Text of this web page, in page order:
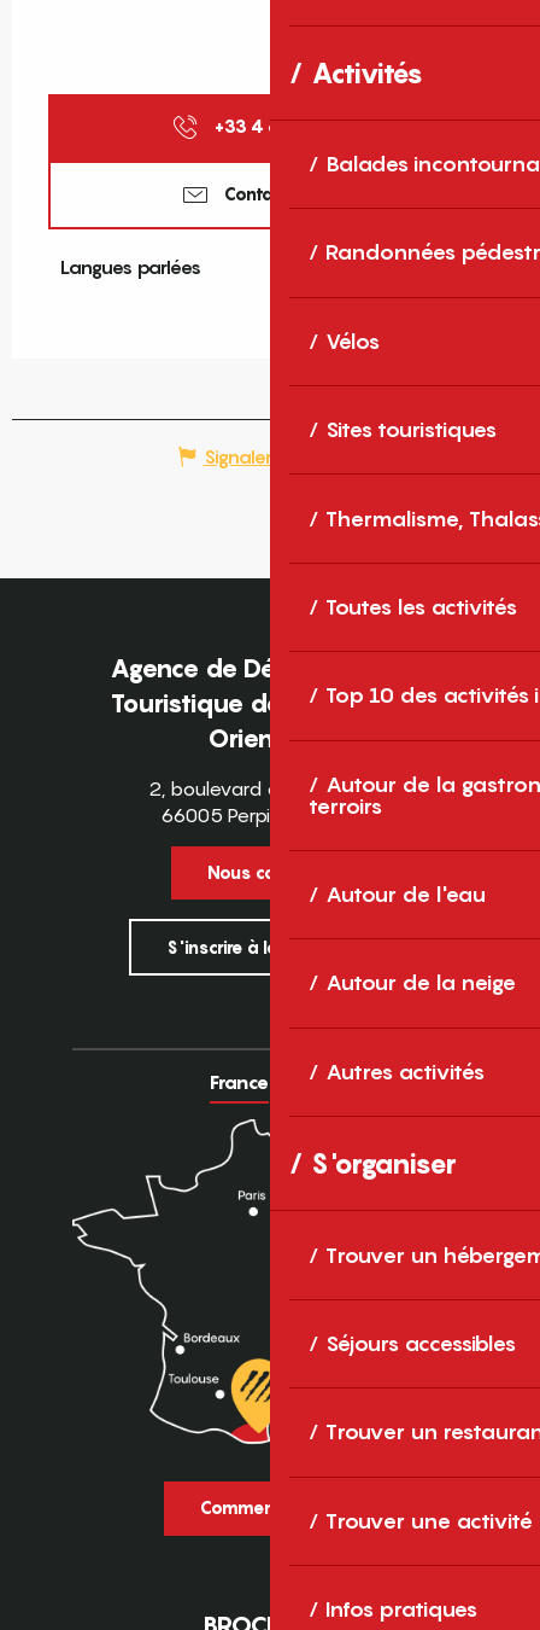
Activités
Balades
Randonnées
Vélos
Sites touristiques
Thermalisme,
Toutes les activités
Top 10 des activités
Autour de la
terroirs
Autour de l'eau
Autour de la neige
Autres activités
S'organiser
Trouver un
Séjours accessibles
Trouver un
Trouver une activité
Infos pratiques
+33 4 68 61 30▒▒
Contactez-nous
Langues parlées
Langues parlées
Signaler une erreur
Agence de Développement
Touristique des Pyrénées-
Orientales
2, boulevard des Pyrénées
66005 Perpignan Cedex
Nous contacter
S'inscrire à la newsletter
France Europe
Comment venir ?